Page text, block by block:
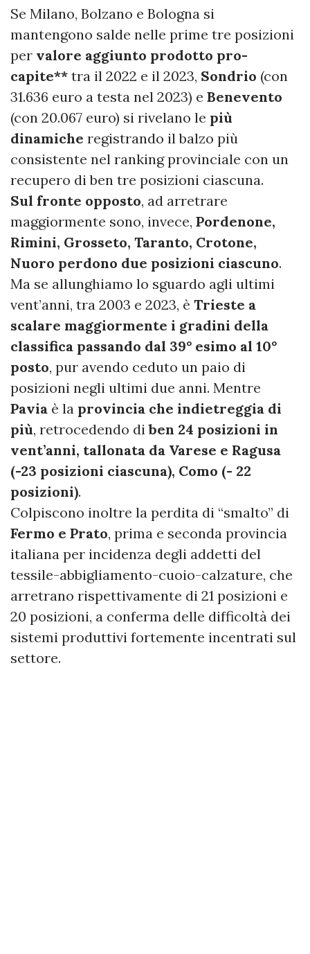
Se Milano, Bolzano e Bologna si
mantengono salde nelle prime tre posizioni
per valore aggiunto prodotto pro-
capite** tra il 2022 e il 2023, Sondrio (con
31.636 euro a testa nel 2023) e Benevento
(con 20.067 euro) si rivelano le più
dinamiche registrando il balzo più
consistente nel ranking provinciale con un
recupero di ben tre posizioni ciascuna.
Sul fronte opposto, ad arretrare
maggiormente sono, invece, Pordenone,
Rimini, Grosseto, Taranto, Crotone,
Nuoro perdono due posizioni ciascuno.
Ma se allunghiamo lo sguardo agli ultimi
vent’anni, tra 2003 e 2023, è Trieste a
scalare maggiormente i gradini della
classifica passando dal 39° esimo al 10°
posto, pur avendo ceduto un paio di
posizioni negli ultimi due anni. Mentre
Pavia è la provincia che indietreggia di
più, retrocedendo diben 24 posizioni in
vent’anni, tallonata da Varese e Ragusa
(-23 posizioni ciascuna), Como (- 22
posizioni).
Colpiscono inoltre la perdita di “smalto” di
Fermo e Prato, prima e seconda provincia
italiana per incidenza degli addetti del
tessile-abbigliamento-cuoio-calzature, che
arretrano rispettivamente di 21 posizioni e
20 posizioni, a conferma delle difficoltà dei
sistemi produttivi fortemente incentrati sul
settore.